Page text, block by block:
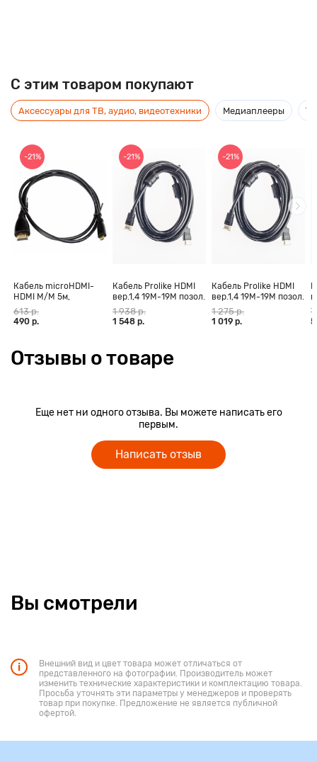
C этим товаром покупают
Аксессуары для ТВ, аудио, видеотехники Медиаплееры
-21%
Кабель microHDMI-
HDMI M/M 5м,
позолоченные
контакты Blister box
613 р.
490 р.
-21%
Кабель Prolike HDMI
вер.1,4 19М-19М позол.
конт., ферритовые
кольца, 30 м
1 938 р.
1 548 р.
-21%
Кабель Prolike HDMI
вер.1,4 19М-19М позол.
конт., ферритовые
кольца, 20 м
1 275 р.
1 019 р.
Отзывы о товаре
Еще нет ни одного отзыва. Вы можете написать его
первым.
Написать отзыв
Вы смотрели
Внешний вид и цвет товара может отличаться от
представленного на фотографии. Производитель может
изменить технические характеристики и комплектацию товара.
Просьба уточнять эти параметры у менеджеров и проверять
товар при покупке. Предложение не является публичной
офертой.